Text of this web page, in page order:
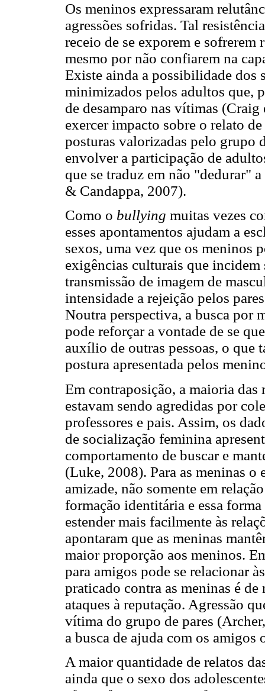
Os meninos expressaram
agressões sofridas. Tal
receio de se exporem e sofrerem
mesmo por não confiarem na
Existe ainda a possibilidade dos
minimizados pelos adultos que,
de desamparo nas vítimas
exercer impacto sobre o relato
posturas valorizadas pelo grupo
envolver a participação de
que se traduz em não "dedurar"
& Candappa, 2007).
Como o bullying muitas vezes
esses apontamentos ajudam a
sexos, uma vez que os meninos
exigências culturais que incidem
transmissão de imagem de
intensidade a rejeição pelos
Noutra perspectiva, a busca por
pode reforçar a vontade de se
auxílio de outras pessoas, o que
postura apresentada pelos
Em contraposição, a maioria
estavam sendo agredidas por
professores e pais. Assim, os
de socialização feminina
comportamento de buscar e
(Luke, 2008). Para as meninas o
amizade, não somente em
formação identitária e essa
estender mais facilmente às
apontaram que as meninas
maior proporção aos meninos.
para amigos pode se relacionar
praticado contra as meninas é
ataques à reputação. Agressão
vítima do grupo de pares
a busca de ajuda com os
A maior quantidade de relatos
ainda que o sexo dos